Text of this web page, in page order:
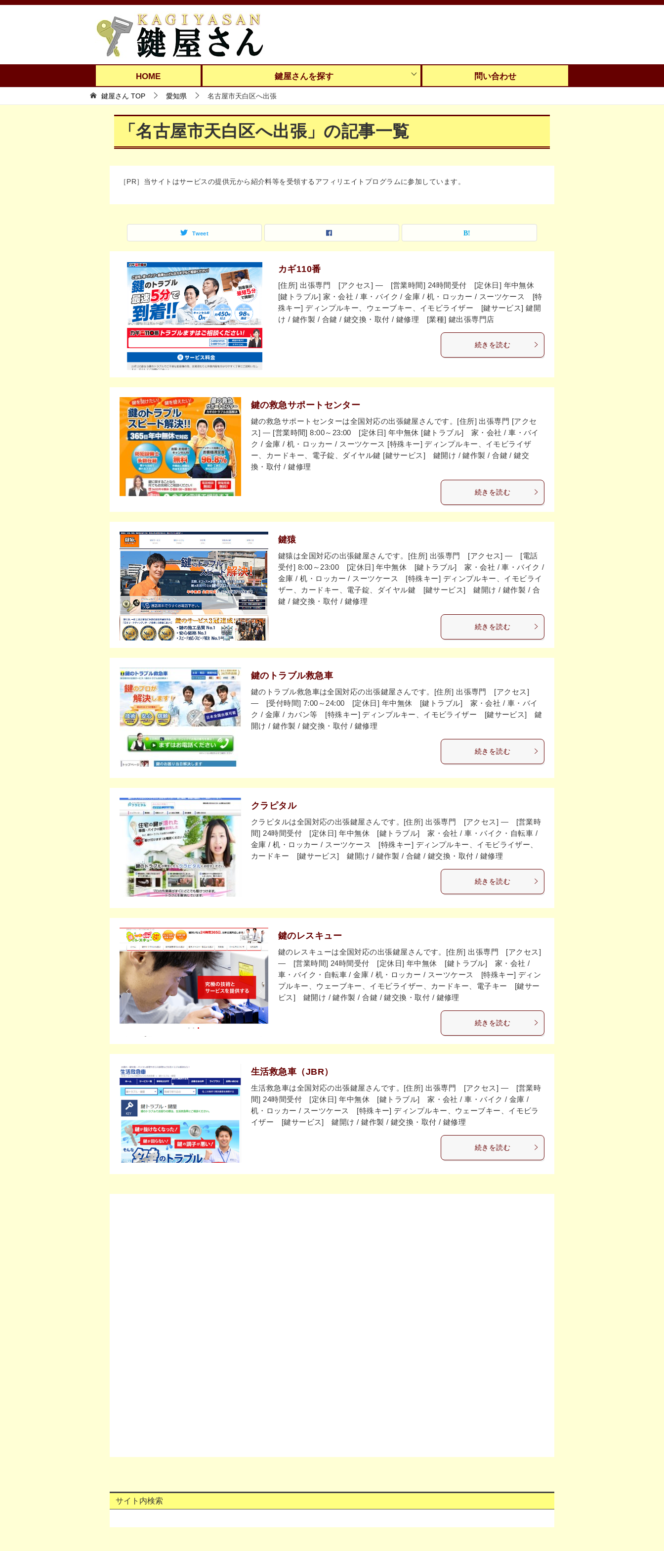
HOME 鍵屋さんを探す 問い合わせ
鍵屋さん TOP 愛知県 名古屋市天白区へ出張
「名古屋市天白区へ出張」の記事一覧
［PR］当サイトはサービスの提供元から紹介料等を受領するアフィリエイトプログラムに参加しています。
Tweet
カギ110番
[住所] 出張専門 [アクセス] ― [営業時間] 24時間受付 [定休日] 年中無休
[鍵トラブル] 家・会社 / 車・バイク / 金庫 / 机・ロッカー / スーツケース [特
殊キー] ディンプルキー、ウェーブキー、イモビライザー [鍵サービス] 鍵開
け / 鍵作製 / 合鍵 / 鍵交換・取付 / 鍵修理 [業種] 鍵出張専門店
続きを読む
鍵の救急サポートセンター
鍵の救急サポートセンターは全国対応の出張鍵屋さんです。[住所] 出張専門 [アクセ
ス] ― [営業時間] 8:00～23:00 [定休日] 年中無休 [鍵トラブル] 家・会社 / 車・バイ
ク / 金庫 / 机・ロッカー / スーツケース [特殊キー] ディンプルキー、イモビライザ
ー、カードキー、電子錠、ダイヤル鍵 [鍵サービス] 鍵開け / 鍵作製 / 合鍵 / 鍵交
換・取付 / 鍵修理
続きを読む
鍵猿
鍵猿は全国対応の出張鍵屋さんです。[住所] 出張専門 [アクセス] ― [電話
受付] 8:00～23:00 [定休日] 年中無休 [鍵トラブル] 家・会社 / 車・バイク /
金庫 / 机・ロッカー / スーツケース [特殊キー] ディンプルキー、イモビライ
ザー、カードキー、電子錠、ダイヤル鍵 [鍵サービス] 鍵開け / 鍵作製 / 合
鍵 / 鍵交換・取付 / 鍵修理
続きを読む
鍵のトラブル救急車
鍵のトラブル救急車は全国対応の出張鍵屋さんです。[住所] 出張専門 [アクセス]
― [受付時間] 7:00～24:00 [定休日] 年中無休 [鍵トラブル] 家・会社 / 車・バイ
ク / 金庫 / カバン等 [特殊キー] ディンプルキー、イモビライザー [鍵サービス] 鍵
開け / 鍵作製 / 鍵交換・取付 / 鍵修理
続きを読む
クラピタル
クラピタルは全国対応の出張鍵屋さんです。[住所] 出張専門 [アクセス] ― [営業時
間] 24時間受付 [定休日] 年中無休 [鍵トラブル] 家・会社 / 車・バイク・自転車 /
金庫 / 机・ロッカー / スーツケース [特殊キー] ディンプルキー、イモビライザー、
カードキー [鍵サービス] 鍵開け / 鍵作製 / 合鍵 / 鍵交換・取付 / 鍵修理
続きを読む
鍵のレスキュー
鍵のレスキューは全国対応の出張鍵屋さんです。[住所] 出張専門 [アクセス]
― [営業時間] 24時間受付 [定休日] 年中無休 [鍵トラブル] 家・会社 /
車・バイク・自転車 / 金庫 / 机・ロッカー / スーツケース [特殊キー] ディン
プルキー、ウェーブキー、イモビライザー、カードキー、電子キー [鍵サー
ビス] 鍵開け / 鍵作製 / 合鍵 / 鍵交換・取付 / 鍵修理
続きを読む
生活救急車（JBR）
生活救急車は全国対応の出張鍵屋さんです。[住所] 出張専門 [アクセス] ― [営業時
間] 24時間受付 [定休日] 年中無休 [鍵トラブル] 家・会社 / 車・バイク / 金庫 /
机・ロッカー / スーツケース [特殊キー] ディンプルキー、ウェーブキー、イモビラ
イザー [鍵サービス] 鍵開け / 鍵作製 / 鍵交換・取付 / 鍵修理
続きを読む
サイト内検索